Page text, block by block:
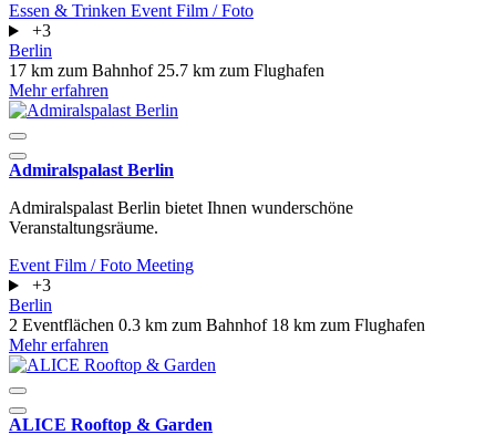
Essen & Trinken Event Film / Foto
+3
Berlin
17 km zum Bahnhof 25.7 km zum Flughafen
Mehr erfahren
Admiralspalast Berlin
Admiralspalast Berlin bietet Ihnen wunderschöne
Veranstaltungsräume.
Event Film / Foto Meeting
+3
Berlin
2 Eventflächen 0.3 km zum Bahnhof 18 km zum Flughafen
Mehr erfahren
ALICE Rooftop & Garden